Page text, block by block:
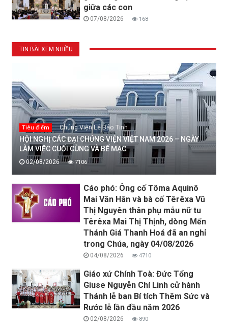
giữa các con
07/08/2026 168
TIN BÀI XEM NHIỀU
Tiêu điểm Chủng Viện Lê Bảo Tịnh
HỘI NGHỊ CÁC ĐẠI CHỦNG VIỆN VIỆT NAM 2026 – NGÀY
LÀM VIỆC CUỐI CÙNG VÀ BẾ MẠC
02/08/2026 7106
Cáo phó: Ông cố Tôma Aquinô
Mai Văn Hân và bà cố Têrêxa Vũ
Thị Nguyên thân phụ mẫu nữ tu
Têrêxa Mai Thị Thịnh, dòng Mến
Thánh Giá Thanh Hoá đã an nghỉ
trong Chúa, ngày 04/08/2026
04/08/2026 4710
Giáo xứ Chính Toà: Đức Tổng
Giuse Nguyễn Chí Linh cử hành
Thánh lễ ban Bí tích Thêm Sức và
Rước lễ lần đầu năm 2026
02/08/2026 890